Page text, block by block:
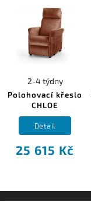
Polohovací křeslo
CHLOE
2-4 týdny
25 615 Kč
Detail